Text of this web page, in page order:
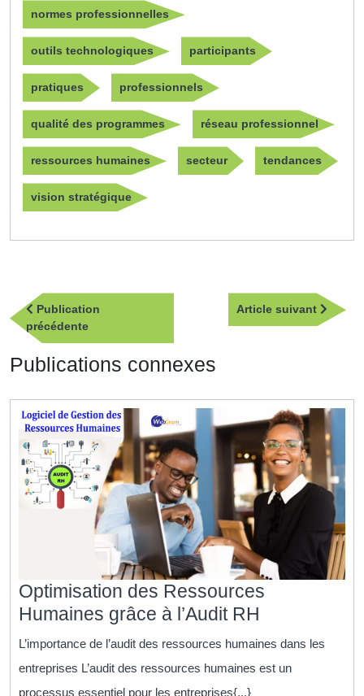
normes professionnelles
outils technologiques participants
pratiques professionnels
qualité des programmes réseau professionnel
ressources humaines secteur tendances
vision stratégique
Navigation
de
l’article
Publication
précédentePublication
précédente
Article suivant
Article
Publications connexes
Optimisation des Ressources
Humaines grâce à l’Audit RH
des
L’importance de l’audit des ressources humaines dans les
entreprises L’audit des ressources humaines est un
processus essentiel pour les entreprises{...}